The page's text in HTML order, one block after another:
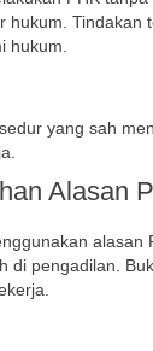
hukum. Tindakan
hukum.
yang sah
Alasan
alasan
di pengadilan.